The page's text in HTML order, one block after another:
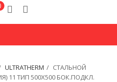
ULTRATHERM
СТАЛЬНОЙ
11 ТИП 500Х500 БОК.ПОДКЛ.